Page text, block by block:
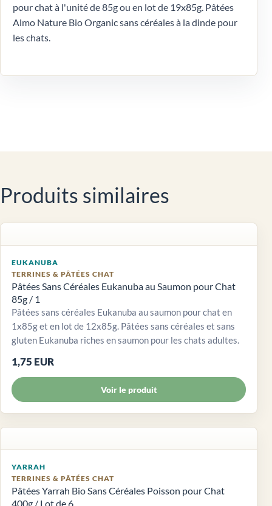
pour chat à l'unité de 85g ou en lot de 19x85g. Pâtées
Almo Nature Bio Organic sans céréales à la dinde pour
les chats.
Produits similaires
EUKANUBA
TERRINES & PÂTÉES CHAT
Pâtées Sans Céréales Eukanuba au Saumon pour Chat
85g / 1
Pâtées sans céréales Eukanuba au saumon pour chat en
1x85g et en lot de 12x85g. Pâtées sans céréales et sans
gluten Eukanuba riches en saumon pour les chats adultes.
1,75 EUR
Voir le produit
YARRAH
TERRINES & PÂTÉES CHAT
Pâtées Yarrah Bio Sans Céréales Poisson pour Chat
400g / Lot de 6